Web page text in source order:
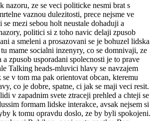
nazoru, ze se veci politicke nesmi brat s
vaznou dulezitosti, prece nejsme ve
mezi sebou holt neustale dohaduji a
politici si z toho navic delaji zpusob
a smeleni a prosazovani se je bohuzel lidska
mame socialni inzenyry, co se domnivaji, ze
a zpusob usporadani spolecnosti je to prave
Talking heads-mluvici hlavy se navzajem
se v tom ma pak orientovat obcan, kteremu
co je dobre, spatne, ci jak se maji veci resit.
v zapadnim svete ztraceji prehled a chteji se
formam lidske interakce, avsak nejsem si
k tomu opravdu doslo, ze by byli spokojeni.